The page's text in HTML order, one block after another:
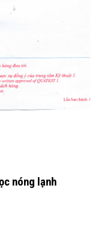
nóng lạnh